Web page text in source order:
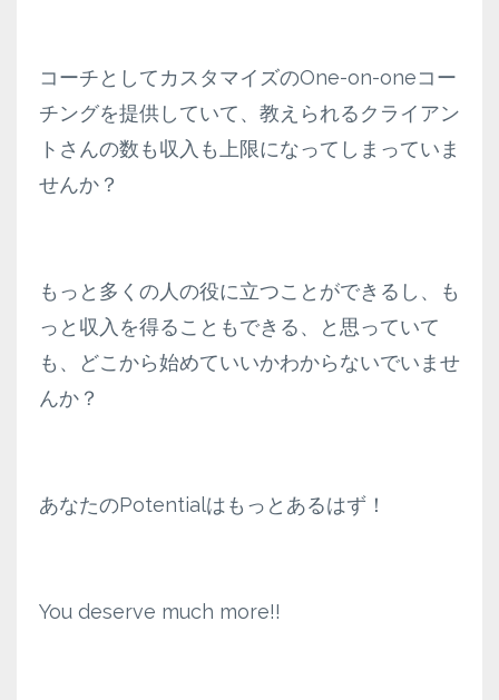
コーチとしてカスタマイズのOne-on-oneコー
チングを提供していて、教えられるクライアン
トさんの数も収入も上限になってしまっていま
せんか？
もっと多くの人の役に立つことができるし、も
っと収入を得ることもできる、と思っていて
も、どこから始めていいかわからないでいませ
んか？
あなたのPotentialはもっとあるはず！
You deserve much more!!